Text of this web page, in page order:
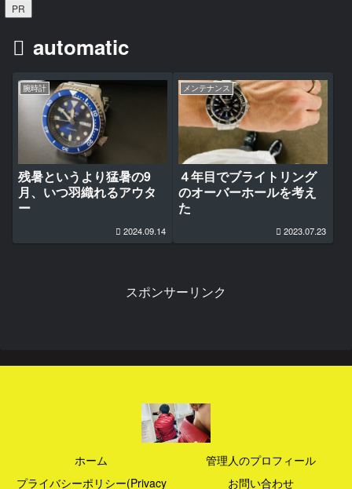
PR
automatic
腕時計
残暑というより猛暑の9
月、いつ羽織れるアウタ
ー
2024.09.14
メンテナンス
４年目でブライトリング
のオーバーホールを考え
た
2023.07.23
スポンサーリンク
ホーム
管理人のプロフィール
プライバシーポリシー(Privacy
お問い合わせ